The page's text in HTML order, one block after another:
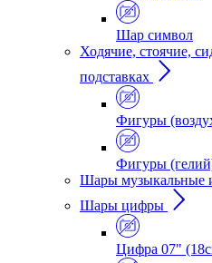
Шар символ
Ходячие, стоячие,
подставках
Фигуры
Фигуры
Шары музыкальные
Шары цифры
Цифра 07"